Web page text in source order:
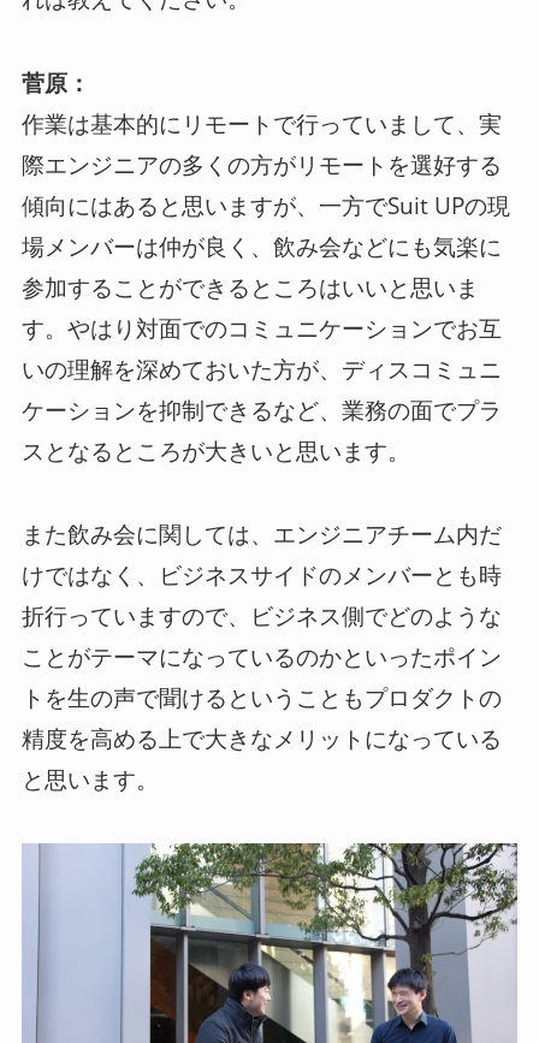
菅原：
作業は基本的にリモートで行っていまして、実
際エンジニアの多くの方がリモートを選好する
傾向にはあると思いますが、一方でSuit UPの現
場メンバーは仲が良く、飲み会などにも気楽に
参加することができるところはいいと思いま
す。やはり対面でのコミュニケーションでお互
いの理解を深めておいた方が、ディスコミュニ
ケーションを抑制できるなど、業務の面でプラ
スとなるところが大きいと思います。
また飲み会に関しては、エンジニアチーム内だ
けではなく、ビジネスサイドのメンバーとも時
折行っていますので、ビジネス側でどのような
ことがテーマになっているのかといったポイン
トを生の声で聞けるということもプロダクトの
精度を高める上で大きなメリットになっている
と思います。